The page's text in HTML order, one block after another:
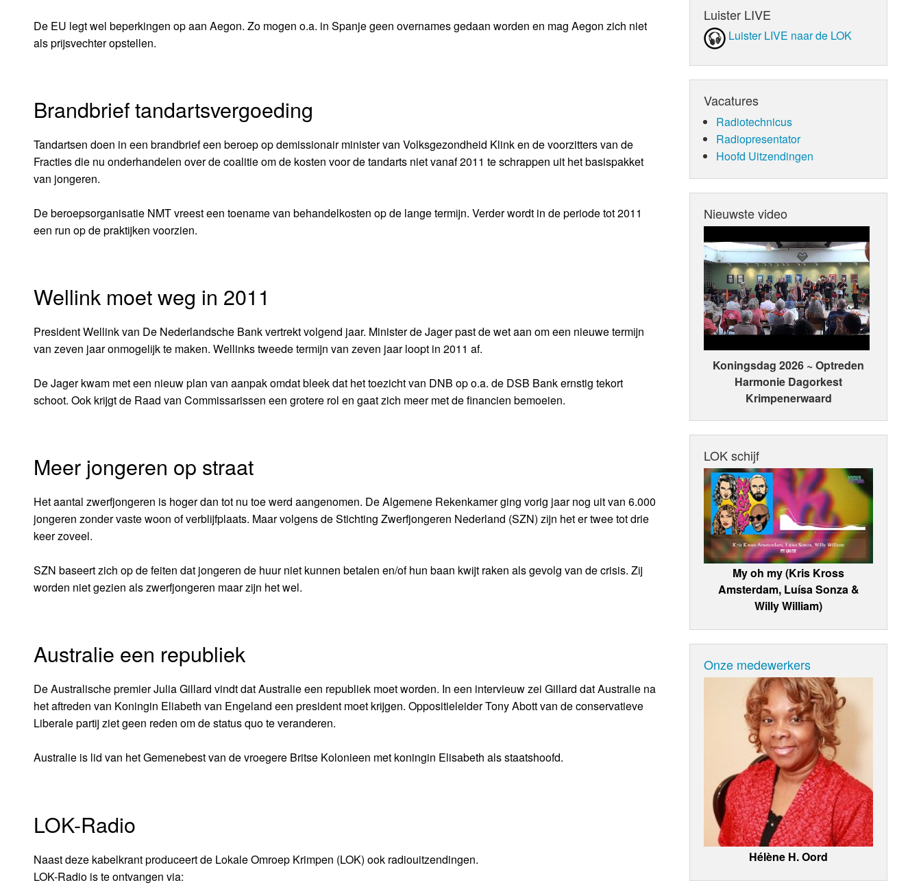
De EU legt wel beperkingen op aan Aegon. Zo mogen o.a. in Spanje geen overnames gedaan worden en mag Aegon zich niet
als prijsvechter opstellen.
Brandbrief tandartsvergoeding
Tandartsen doen in een brandbrief een beroep op demissionair minister van Volksgezondheid Klink en de voorzitters van de
Fracties die nu onderhandelen over de coalitie om de kosten voor de tandarts niet vanaf 2011 te schrappen uit het basispakket
van jongeren.
De beroepsorganisatie NMT vreest een toename van behandelkosten op de lange termijn. Verder wordt in de periode tot 2011
een run op de praktijken voorzien.
Wellink moet weg in 2011
President Wellink van De Nederlandsche Bank vertrekt volgend jaar. Minister de Jager past de wet aan om een nieuwe termijn
van zeven jaar onmogelijk te maken. Wellinks tweede termijn van zeven jaar loopt in 2011 af.
De Jager kwam met een nieuw plan van aanpak omdat bleek dat het toezicht van DNB op o.a. de DSB Bank ernstig tekort
schoot. Ook krijgt de Raad van Commissarissen een grotere rol en gaat zich meer met de financien bemoeien.
Meer jongeren op straat
Het aantal zwerfjongeren is hoger dan tot nu toe werd aangenomen. De Algemene Rekenkamer ging vorig jaar nog uit van 6.000
jongeren zonder vaste woon of verblijfplaats. Maar volgens de Stichting Zwerfjongeren Nederland (SZN) zijn het er twee tot drie
keer zoveel.
SZN baseert zich op de feiten dat jongeren de huur niet kunnen betalen en/of hun baan kwijt raken als gevolg van de crisis. Zij
worden niet gezien als zwerfjongeren maar zijn het wel.
Australie een republiek
De Australische premier Julia Gillard vindt dat Australie een republiek moet worden. In een intervieuw zei Gillard dat Australie na
het aftreden van Koningin Eliabeth van Engeland een president moet krijgen. Oppositieleider Tony Abott van de conservatieve
Liberale partij ziet geen reden om de status quo te veranderen.
Australie is lid van het Gemenebest van de vroegere Britse Kolonieen met koningin Elisabeth als staatshoofd.
LOK-Radio
Naast deze kabelkrant produceert de Lokale Omroep Krimpen (LOK) ook radiouitzendingen.
LOK-Radio is te ontvangen via:
Luister LIVE
Luister LIVE naar de LOK
Vacatures
Radiotechnicus
Radiopresentator
Hoofd Uitzendingen
Nieuwste video
Koningsdag 2026 ~ Optreden
Harmonie Dagorkest
Krimpenerwaard
LOK schijf
My oh my (Kris Kross
Amsterdam, Luísa Sonza &
Willy William)
Onze medewerkers
Hélène H. Oord